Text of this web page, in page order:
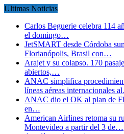
Ultimas Noticias
Carlos Beguerie celebra 114
el domingo…
JetSMART desde Córdoba
Florianópolis, Brasil con…
Arajet y su colapso. 170
abiertos,…
ANAC simplifica
líneas aéreas internacionales
ANAC dio el OK al plan de
en…
American Airlines retoma su
Montevideo a partir del 3 de…